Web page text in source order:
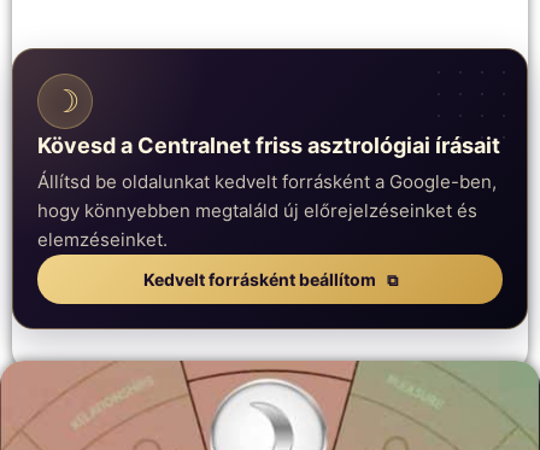
☽
Kövesd a Centralnet friss asztrológiai írásait
Állítsd be oldalunkat kedvelt forrásként a Google-ben,
hogy könnyebben megtaláld új előrejelzéseinket és
elemzéseinket.
Kedvelt forrásként beállítom